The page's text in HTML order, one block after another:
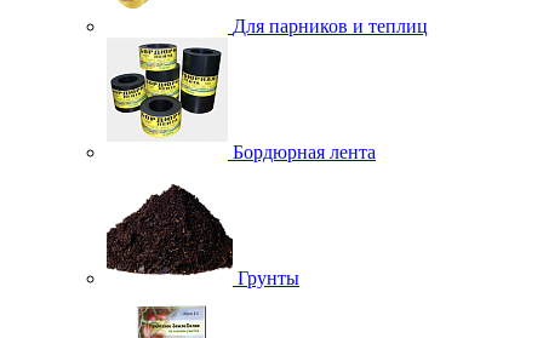
Для парников и теплиц
Бордюрная лента
Грунты